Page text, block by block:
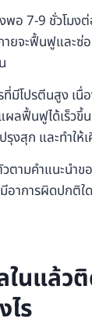
อ 7-9 ชั่วโมงต่
ยจะฟื้นฟูและซ่
ที่มีโปรตีนสูง เนื่
ผลฟื้นฟูได้เร็วขึ้
งสุก และทำให้
ตามคำแนะนำ
อาการผิดปกติ
นแล้ว
ร